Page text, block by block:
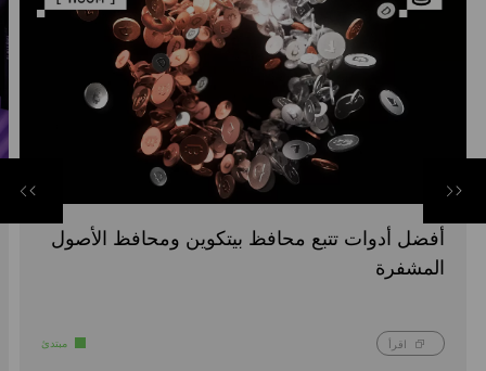
أفضل أدوات تتبع محافظ بيتكوين ومحافظ الأصول
المشفرة
اقرأ مبتدئ